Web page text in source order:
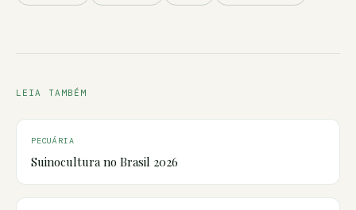
LEIA TAMBÉM
PECUÁRIA
Suinocultura no Brasil 2026